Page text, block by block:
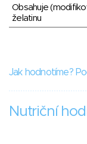
Obsahuje
želatinu
Jak hodnotíme?
Nutriční